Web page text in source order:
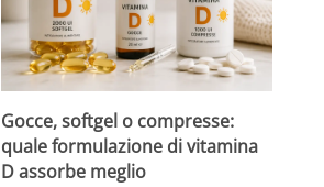
Gocce, softgel o compresse:
quale formulazione di vitamina
D assorbe meglio